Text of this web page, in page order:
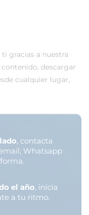
gracias a nuestra
descargar
cualquier lugar,
, contacta
Whatsapp
el año, inicia
a tu ritmo.